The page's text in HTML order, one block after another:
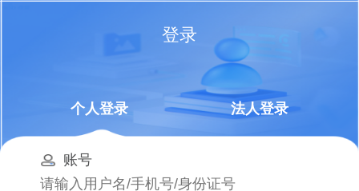
登录
个人登录 法人登录
账号